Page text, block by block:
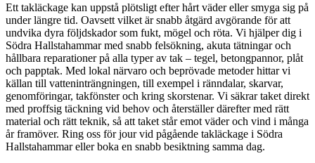
Ett takläckage kan uppstå plötsligt efter hårt väder eller smyga sig på
under längre tid. Oavsett vilket är snabb åtgärd avgörande för att
undvika dyra följdskador som fukt, mögel och röta. Vi hjälper dig i
Södra Hallstahammar med snabb felsökning, akuta tätningar och
hållbara reparationer på alla typer av tak – tegel, betongpannor, plåt
och papptak. Med lokal närvaro och beprövade metoder hittar vi
källan till vatteninträngningen, till exempel i ränndalar, skarvar,
genomföringar, takfönster och kring skorstenar. Vi säkrar taket direkt
med proffsig täckning vid behov och återställer därefter med rätt
material och rätt teknik, så att taket står emot väder och vind i många
år framöver. Ring oss för jour vid pågående takläckage i Södra
Hallstahammar eller boka en snabb besiktning samma dag.